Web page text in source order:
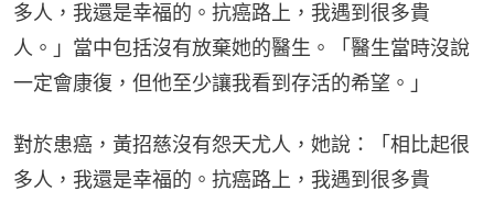
多人，我還是幸福的。抗癌路上，我遇到很多貴
人。」當中包括沒有放棄她的醫生。「醫生當時沒說
一定會康復，但他至少讓我看到存活的希望。」
對於患癌，黃招慈沒有怨天尤人，她說：「相比起很
多人，我還是幸福的。抗癌路上，我遇到很多貴